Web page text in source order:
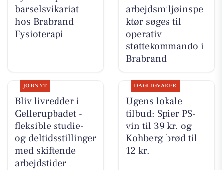
barselsvikariat
hos Brabrand
Fysioterapi
arbejdsmiljøinspe
ktør søges til
operativ
støttekommando i
Brabrand
JOBNYT
Bliv livredder i
Gellerupbadet -
fleksible studie-
og deltidsstillinger
med skiftende
arbejdstider
DAGLIGVARER
Ugens lokale
tilbud: Spier PS-
vin til 39 kr. og
Kohberg brød til
12 kr.